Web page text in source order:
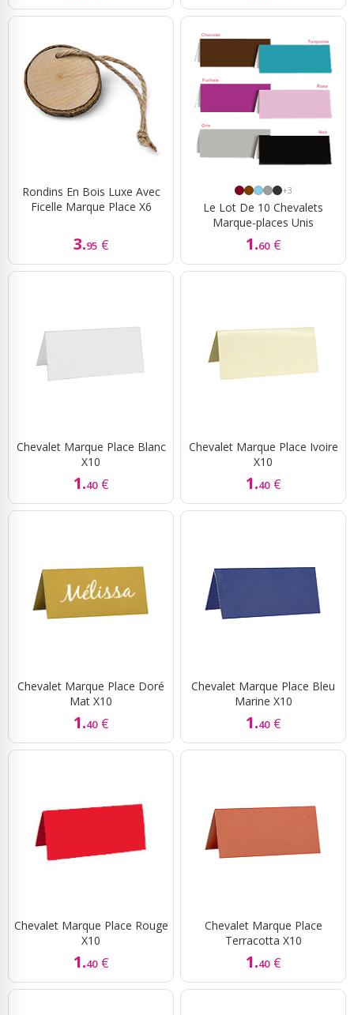
Rondins En Bois Luxe Avec
Ficelle Marque Place X6
3.95 €
+3
Le Lot De 10 Chevalets
Marque-places Unis
1.60 €
Chevalet Marque Place Blanc
X10
1.40 €
Chevalet Marque Place Ivoire
X10
1.40 €
Chevalet Marque Place Doré
Mat X10
1.40 €
Chevalet Marque Place Bleu
Marine X10
1.40 €
Chevalet Marque Place Rouge
X10
1.40 €
Chevalet Marque Place
Terracotta X10
1.40 €